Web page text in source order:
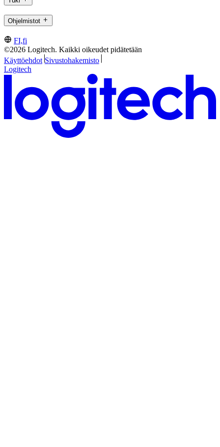
Ohjelmistot
FI,fi
©2026 Logitech. Kaikki oikeudet pidätetään
Käyttöehdot Sivustohakemisto
Logitech